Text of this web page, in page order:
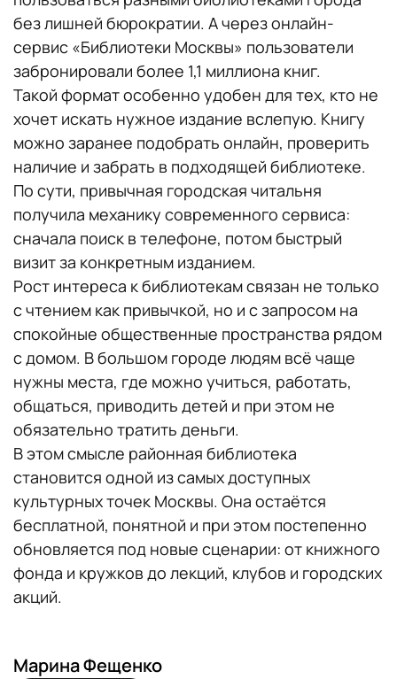
без лишней бюрократии. А через онлайн-
сервис «Библиотеки Москвы» пользователи
забронировали более 1,1 миллиона книг.
Такой формат особенно удобен для тех, кто не
хочет искать нужное издание вслепую. Книгу
можно заранее подобрать онлайн, проверить
наличие и забрать в подходящей библиотеке.
По сути, привычная городская читальня
получила механику современного сервиса:
сначала поиск в телефоне, потом быстрый
визит за конкретным изданием.
Рост интереса к библиотекам связан не только
с чтением как привычкой, но и с запросом на
спокойные общественные пространства рядом
с домом. В большом городе людям всё чаще
нужны места, где можно учиться, работать,
общаться, приводить детей и при этом не
обязательно тратить деньги.
В этом смысле районная библиотека
становится одной из самых доступных
культурных точек Москвы. Она остаётся
бесплатной, понятной и при этом постепенно
обновляется под новые сценарии: от книжного
фонда и кружков до лекций, клубов и городских
акций.
Марина Фещенко